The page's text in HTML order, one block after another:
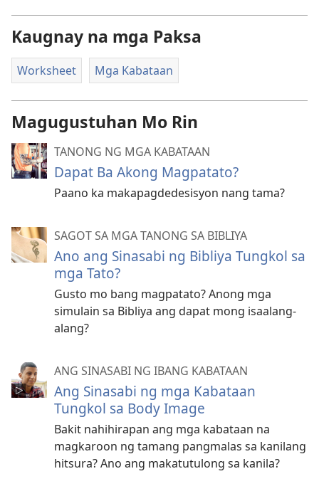
Kaugnay na mga Paksa
Worksheet Mga Kabataan
Magugustuhan Mo Rin
TANONG NG MGA KABATAAN
Dapat Ba Akong Magpatato?
Paano ka makapagdedesisyon nang tama?
SAGOT SA MGA TANONG SA BIBLIYA
Ano ang Sinasabi ng Bibliya Tungkol sa
mga Tato?
Gusto mo bang magpatato? Anong mga
simulain sa Bibliya ang dapat mong isaalang-
alang?
ANG SINASABI NG IBANG KABATAAN
Ang Sinasabi ng mga Kabataan
Tungkol sa Body Image
Bakit nahihirapan ang mga kabataan na
magkaroon ng tamang pangmalas sa kanilang
hitsura? Ano ang makatutulong sa kanila?